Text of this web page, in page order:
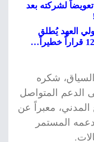
يدفع 40,866 ريال تعويضاً لشركته بعد
العهد يُطلق
منصة التأشيرات الوطنية ويقر 12 قراراً خطيراً…
شكره
الدعم المتواصل
معبراً عن
المستمر